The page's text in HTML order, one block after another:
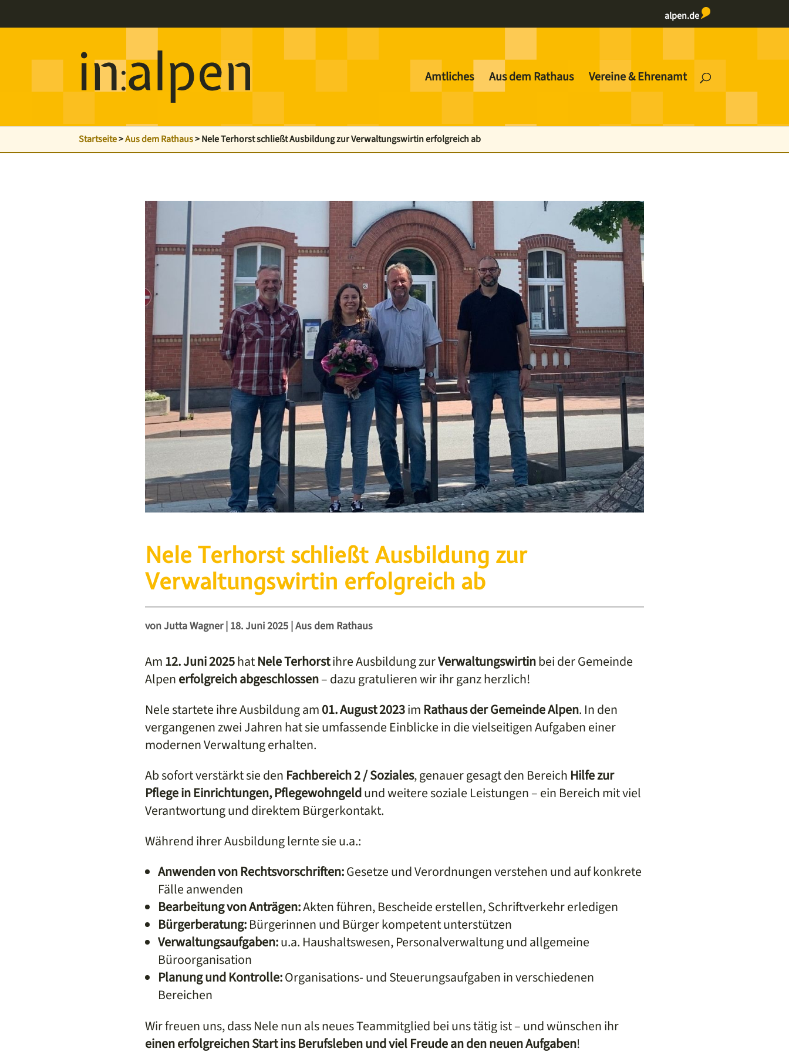
alpen.de
Amtliches Aus dem Rathaus Vereine & Ehrenamt
Startseite>Aus dem Rathaus>Nele Terhorst schließt Ausbildung zur Verwaltungswirtin erfolgreich ab
Nele Terhorst schließt Ausbildung zur
Verwaltungswirtin erfolgreich ab
vonJutta Wagner| 18. Juni 2025 |Aus dem Rathaus
Am12. Juni 2025hatNele Terhorstihre Ausbildung zurVerwaltungswirtinbei der Gemeinde
Alpenerfolgreich abgeschlossen– dazu gratulieren wir ihr ganz herzlich!
Nele startete ihre Ausbildung am01. August 2023im Rathaus der Gemeinde Alpen. In den
vergangenen zwei Jahren hat sie umfassende Einblicke in die vielseitigen Aufgaben einer
modernen Verwaltung erhalten.
Ab sofort verstärkt sie den Fachbereich 2 / Soziales, genauer gesagt den Bereich Hilfe zur
Pflege in Einrichtungen, Pflegewohngeldund weitere soziale Leistungen – ein Bereich mit viel
Verantwortung und direktem Bürgerkontakt.
Während ihrer Ausbildung lernte sie u.a.:
Anwenden von Rechtsvorschriften:Gesetze und Verordnungen verstehen und auf konkrete
Fälle anwenden
Bearbeitung von Anträgen:Akten führen, Bescheide erstellen, Schriftverkehr erledigen
Bürgerberatung:Bürgerinnen und Bürger kompetent unterstützen
Verwaltungsaufgaben:u.a. Haushaltswesen, Personalverwaltung und allgemeine
Büroorganisation
Planung und Kontrolle:Organisations- und Steuerungsaufgaben in verschiedenen
Bereichen
Wir freuen uns, dass Nele nun als neues Teammitglied bei uns tätig ist – und wünschen ihr
einen erfolgreichen Start ins Berufsleben und viel Freude an den neuen Aufgaben!